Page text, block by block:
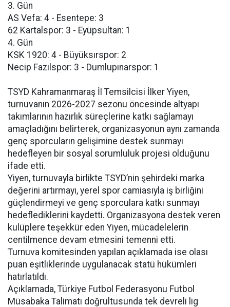
3. Gün
AS Vefa: 4 - Esentepe: 3
62 Kartalspor: 3 - Eyüpsultan: 1
4. Gün
KSK 1920: 4 - Büyüksırspor: 2
Necip Fazılspor: 3 - Dumlupınarspor: 1
TSYD Kahramanmaraş İl Temsilcisi İlker Yiyen,
turnuvanın 2026-2027 sezonu öncesinde altyapı
takımlarının hazırlık süreçlerine katkı sağlamayı
amaçladığını belirterek, organizasyonun aynı zamanda
genç sporcuların gelişimine destek sunmayı
hedefleyen bir sosyal sorumluluk projesi olduğunu
ifade etti.
Yiyen, turnuvayla birlikte TSYD’nin şehirdeki marka
değerini artırmayı, yerel spor camiasıyla iş birliğini
güçlendirmeyi ve genç sporculara katkı sunmayı
hedeflediklerini kaydetti. Organizasyona destek veren
kulüplere teşekkür eden Yiyen, mücadelelerin
centilmence devam etmesini temenni etti.
Turnuva komitesinden yapılan açıklamada ise olası
puan eşitliklerinde uygulanacak statü hükümleri
hatırlatıldı.
Açıklamada, Türkiye Futbol Federasyonu Futbol
Müsabaka Talimatı doğrultusunda tek devreli lig